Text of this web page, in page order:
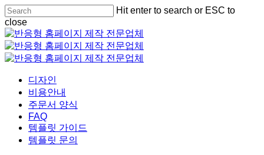
Skip
to
main
content
Hit enter to search or ESC to
close
Close
Search
Menu
디자인
비용안내
주문서 양식
FAQ
템플릿 가이드
템플릿 문의